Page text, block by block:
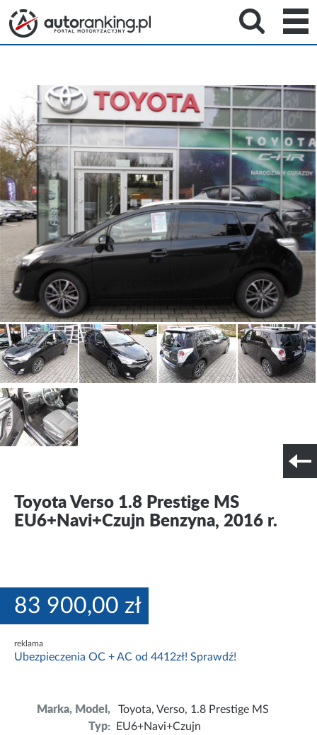
Toyota Verso 1.8 Prestige MS
EU6+Navi+Czujn Benzyna, 2016 r.
83 900,00 zł
reklama
Ubezpieczenia OC + AC od 4412zł! Sprawdź!
Marka, Model,
Typ:
Toyota, Verso, 1.8 Prestige MS
EU6+Navi+Czujn